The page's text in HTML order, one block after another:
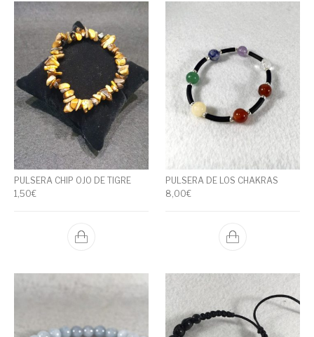
PULSERA CHIP OJO DE TIGRE
1,50€
PULSERA DE LOS CHAKRAS
8,00€